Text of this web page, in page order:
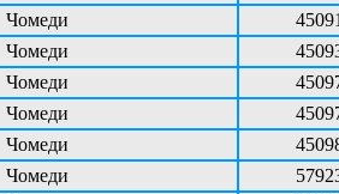
Чомеди
Чомеди
Чомеди
Чомеди
Чомеди
Чомеди